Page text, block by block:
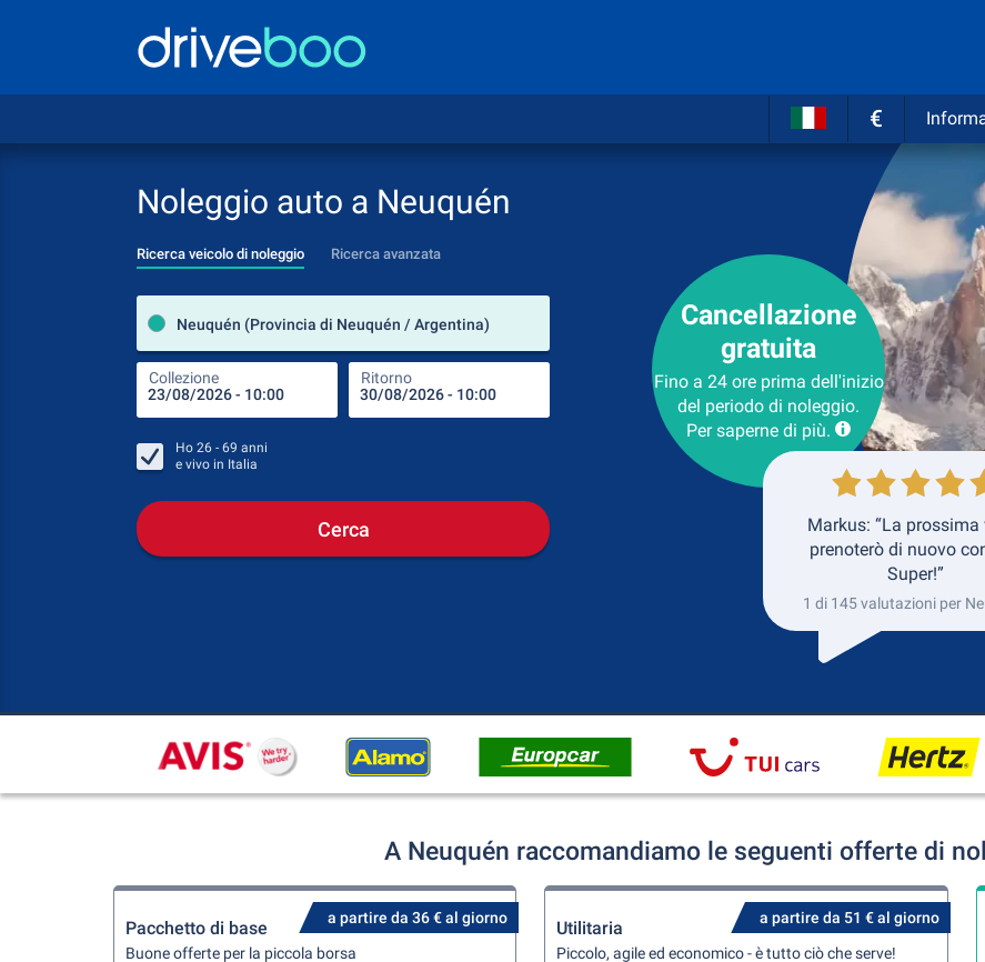
€
Noleggio auto a Neuquén
Ricerca veicolo di noleggio Ricerca avanzata
Neuquén (Provincia di Neuquén / Argentina)
Collezione Ritorno
Luogo del noleggio
Luogo di ritorno
Ritorno
Ho 26 - 69 anni
e vivo in Italia
Cerca
Cancellazione
gratuita
Fino a 24 ore prima dell'inizio
del periodo di noleggio.
Per saperne di più.
Markus: “La prossima
prenoterò di nuovo
Super!”
1 di 145 valutazioni per
A Neuquén raccomandiamo le seguenti offerte di
a partire da 36 € al giorno
Pacchetto di base
Buone offerte per la piccola borsa
a partire da 51 € al giorno
Utilitaria
Piccolo, agile ed economico - è tutto ciò che serve!